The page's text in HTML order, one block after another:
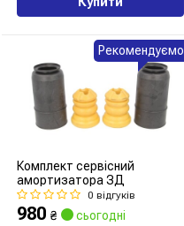
Комплект сервісний
амортизатора ЗД
0 відгуків
980 ₴ сьогодні
Рекомендуємо